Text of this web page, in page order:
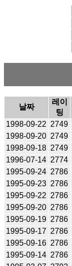
날짜
레이
팅
1998-09-22 2749
1998-09-20 2749
1998-09-18 2749
1996-07-14 2774
1995-09-24 2786
1995-09-23 2786
1995-09-22 2786
1995-09-20 2786
1995-09-19 2786
1995-09-17 2786
1995-09-16 2786
1995-09-14 2786